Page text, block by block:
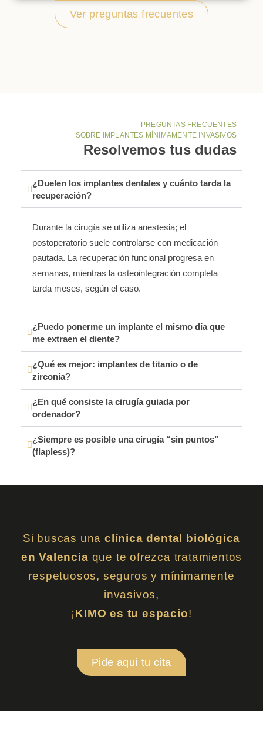
Ver preguntas frecuentes
PREGUNTAS FRECUENTES
SOBRE IMPLANTES MÍNIMAMENTE INVASIVOS
Resolvemos tus dudas
¿Duelen los implantes dentales y cuánto tarda la
recuperación?
Durante la cirugía se utiliza anestesia; el
postoperatorio suele controlarse con medicación
pautada. La recuperación funcional progresa en
semanas, mientras la osteointegración completa
tarda meses, según el caso.
¿Puedo ponerme un implante el mismo día que
me extraen el diente?
¿Qué es mejor: implantes de titanio o de
zirconia?
¿En qué consiste la cirugía guiada por
ordenador?
¿Siempre es posible una cirugía “sin puntos”
(flapless)?
Si buscas una clínica dental biológica
en Valencia que te ofrezca tratamientos
respetuosos, seguros y mínimamente
invasivos,
¡KIMO es tu espacio!
Pide aquí tu cita